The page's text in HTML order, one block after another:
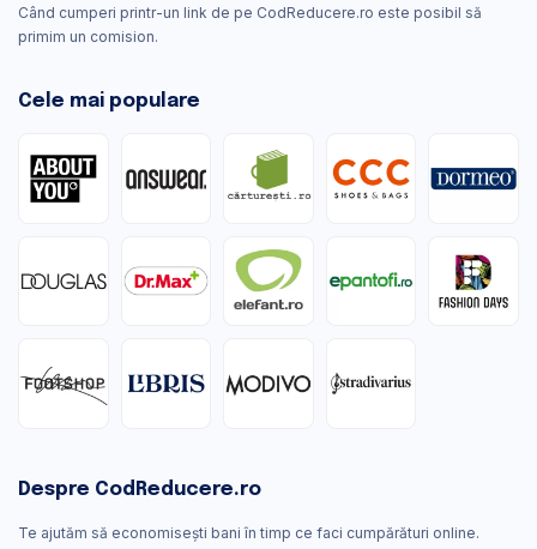
Când cumperi printr-un link de pe CodReducere.ro este posibil să
primim un comision.
Cele mai populare
Despre CodReducere.ro
Te ajutăm să economisești bani în timp ce faci cumpărături online.